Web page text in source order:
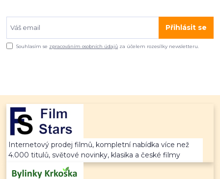
Přihlásit se
Souhlasím se zpracováním osobních údajů za účelem rozesílky newsletteru.
Internetový prodej filmů, kompletní nabídka více než
4.000 titulů, světové novinky, klasika a české filmy